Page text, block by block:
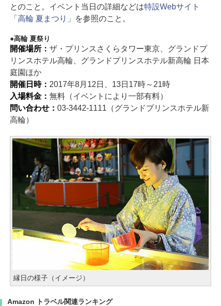
とのこと。イベント当日の詳細などは特設Webサイト
「高輪 夏まつり」
を参照のこと。
高輪 夏祭り
開催場所： ザ・プリンスさくらタワー東京、グランドプ
リンスホテル高輪、グランドプリンスホテル新高輪 日本
庭園ほか
開催日時： 2017年8月12日、13日17時～21時
入場料金： 無料（イベントにより一部有料）
問い合わせ： 03-3442-1111（グランドプリンスホテル新
高輪）
縁日の様子（イメージ）
Amazon トラベル関連ランキング